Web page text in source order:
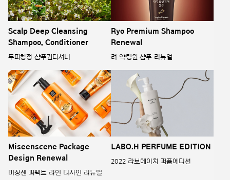
Scalp Deep Cleansing
Shampoo, Conditioner
두피청정 샴푸컨디셔너
Ryo Premium Shampoo
Renewal
려 약령원 샴푸 리뉴얼
Miseenscene Package
Design Renewal
미쟝센 퍼펙트 라인 디자인 리뉴얼
LABO.H PERFUME EDITION
2022 라보에이치 퍼퓸에디션